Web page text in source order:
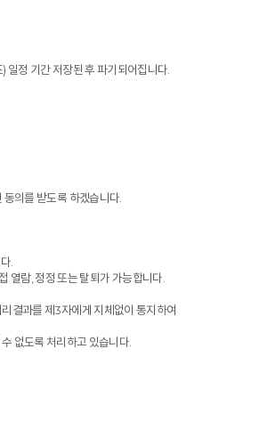
정 기간 저장된 후 파기되어집니다.
의를 받도록 하겠습니다.
.
열람, 정정 또는 탈퇴가 가능합니다.
결과를 제3자에게 지체없이 통지하여
없도록 처리하고 있습니다.